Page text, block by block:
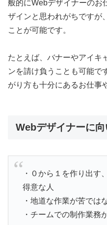
般的にWebデザイナーのお
ザインと思われがちですが
ことが可能です。
たとえば、バナーやアイキ
ンを請け負うことも可能で
がり方も十分にあるお仕事
Webデザイナーに向
・０から１を作り出す
得意な人
・地道な作業が苦では
・チームでの制作業務